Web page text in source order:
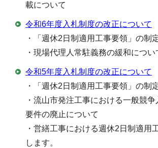
載について
令和6年度入札制度の改正について
・「週休2日制適用工事要領」の制
・現場代理人常駐義務の緩和につい
令和5年度入札制度の改正について
・「週休2日制適用工事要領」の制
・流山市発注工事における一般競
要件の廃止について
・営繕工事における週休2日制適用
します。